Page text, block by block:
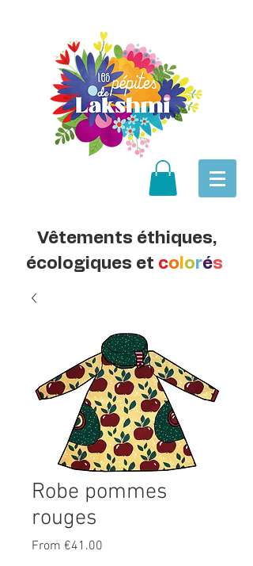
Vêtements éthiques,
écologiques et co orés
Robe pommes
rouges
From €41.00